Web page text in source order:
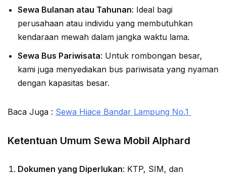
Sewa Bulanan atau Tahunan: Ideal bagi
perusahaan atau individu yang membutuhkan
kendaraan mewah dalam jangka waktu lama.
Sewa Bus Pariwisata: Untuk rombongan besar,
kami juga menyediakan bus pariwisata yang nyaman
dengan kapasitas besar.
Baca Juga : Sewa Hiace Bandar Lampung No.1
Ketentuan Umum Sewa Mobil Alphard
Dokumen yang Diperlukan: KTP, SIM, dan